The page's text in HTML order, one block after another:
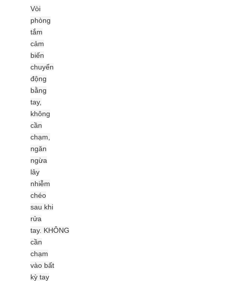
Vòi
phòng
tắm
cảm
biến
chuyển
động
bằng
tay,
không
cần
chạm,
ngăn
ngừa
lây
nhiễm
chéo
sau khi
rửa
tay. KHÔNG
cần
chạm
vào bất
kỳ tay